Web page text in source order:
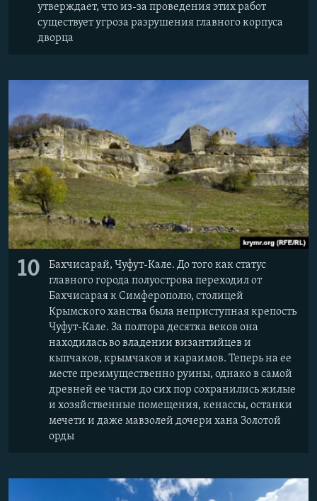
утверждает, что из-за проведения этих работ
существует угроза разрушения главного корпуса
дворца
10
Бахчисарай, Чуфут-Кале. До того как статус
главного города полуострова переходил от
Бахчисарая к Симферополю, столицей
Крымского ханства была неприступная крепость
Чуфут-Кале. За полтора десятка веков она
находилась во владении византийцев и
кыпчаков, крымчаков и караимов. Теперь на ее
месте преимущественно руины, однако в самой
древней ее части до сих пор сохранились жилые
и хозяйственные помещения, кенассы, останки
мечети и даже мавзолей дочери хана Золотой
орды